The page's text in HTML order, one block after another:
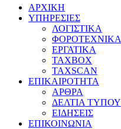
ΑΡΧΙΚΗ
ΥΠΗΡΕΣΙΕΣ
ΛΟΓΙΣΤΙΚΑ
ΦΟΡΟΤΕΧΝΙΚΑ
ΕΡΓΑΤΙΚΑ
TAXBOX
TAXSCAN
ΕΠΙΚΑΙΡΟΤΗΤΑ
ΑΡΘΡΑ
ΔΕΛΤΙΑ ΤΥΠΟΥ
ΕΙΔΗΣΕΙΣ
ΕΠΙΚΟΙΝΩΝΙΑ